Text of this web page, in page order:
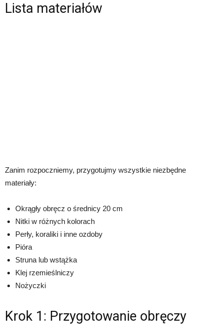
Lista materiałów
Zanim rozpoczniemy, przygotujmy wszystkie niezbędne
materiały:
Okrągły obręcz o średnicy 20 cm
Nitki w różnych kolorach
Perły, koraliki i inne ozdoby
Pióra
Struna lub wstążka
Klej rzemieślniczy
Nożyczki
Krok 1: Przygotowanie obręczy